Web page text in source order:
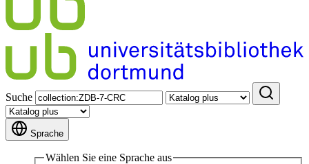
Suche
Sprache
Wählen Sie eine Sprache aus